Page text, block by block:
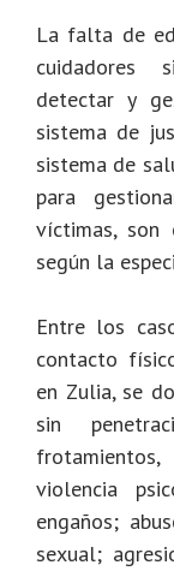
La falta de
cuidadores
detectar y
sistema de
sistema de
para
víctimas,
según la
Entre los
contacto
en Zulia, se
sin
violencia
engaños;
sexual;